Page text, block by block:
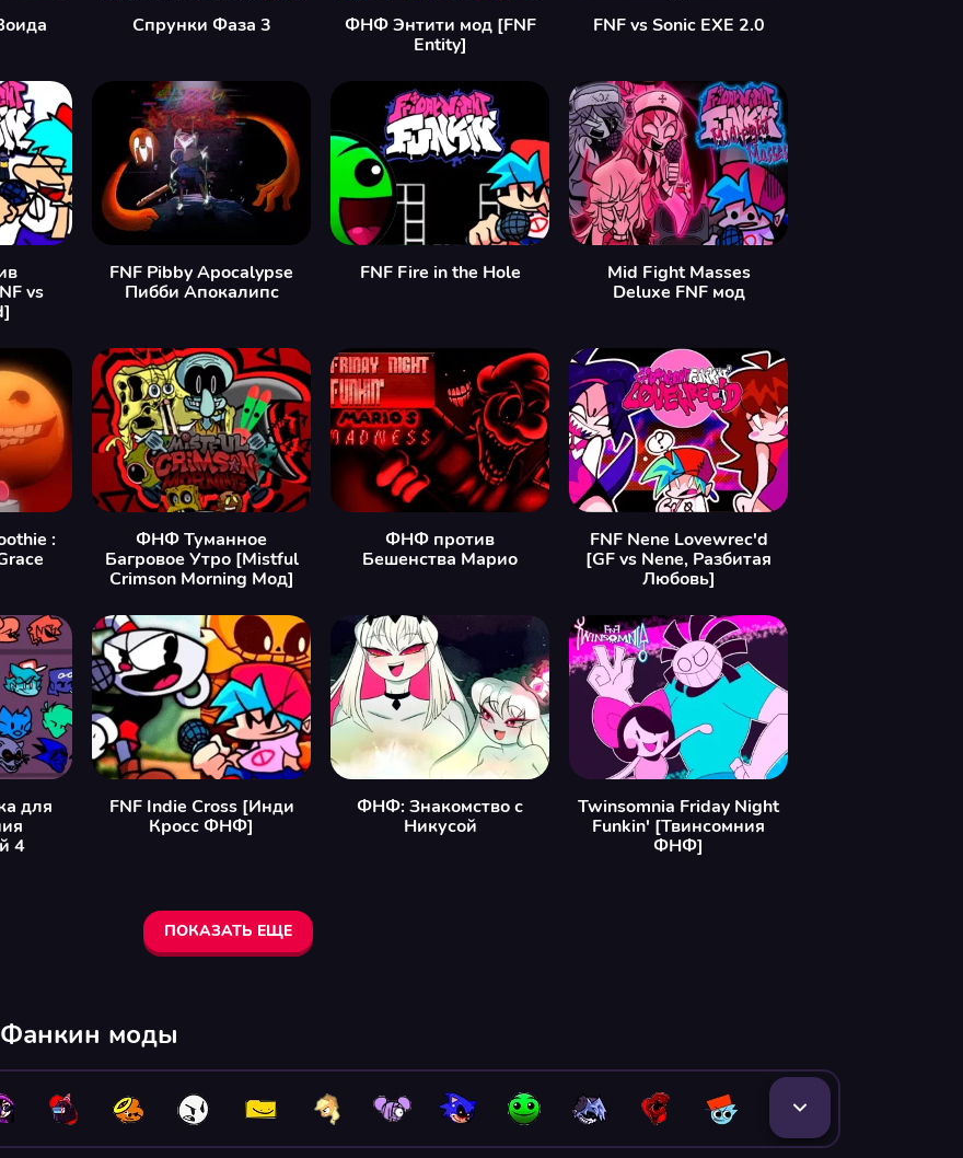
Спрунки Фаза 3
ФНФ Энтити мод [FNF
Entity]
FNF vs Sonic EXE 2.0
vs
FNF Pibby Apocalypse
Пибби Апокалипс
FNF Fire in the Hole
Mid Fight Masses
Deluxe FNF мод
:
ФНФ Туманное
Багровое Утро [Mistful
Crimson Morning Мод]
ФНФ против
Бешенства Марио
FNF Nene Lovewrec'd
[GF vs Nene, Разбитая
Любовь]
для
4
FNF Indie Cross [Инди
Кросс ФНФ]
ФНФ: Знакомство с
Никусой
Twinsomnia Friday Night
Funkin' [Твинсомния
ФНФ]
ПОКАЗАТЬ ЕЩЕ
моды